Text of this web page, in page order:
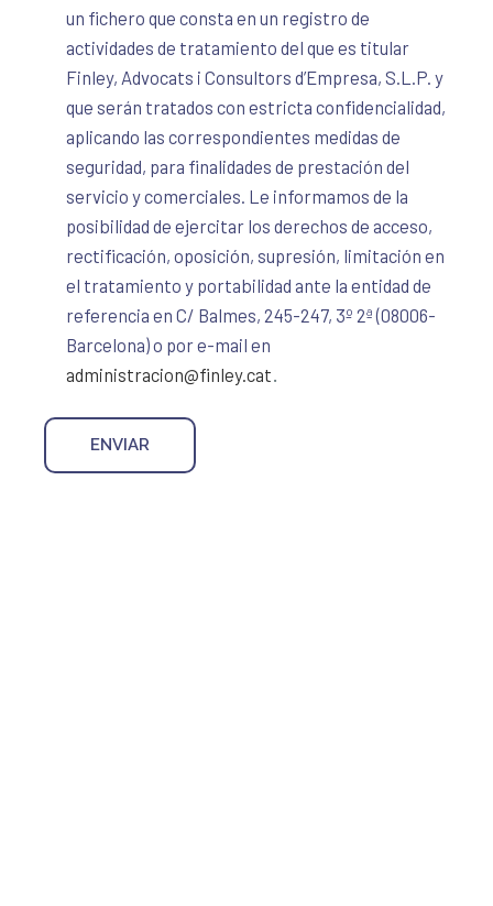
un fichero que consta en un registro de
actividades de tratamiento del que es titular
Finley, Advocats i Consultors d’Empresa, S.L.P. y
que serán tratados con estricta confidencialidad,
aplicando las correspondientes medidas de
seguridad, para finalidades de prestación del
servicio y comerciales. Le informamos de la
posibilidad de ejercitar los derechos de acceso,
rectificación, oposición, supresión, limitación en
el tratamiento y portabilidad ante la entidad de
referencia en C/ Balmes, 245-247, 3º 2ª (08006-
Barcelona) o por e-mail en
administracion@finley.cat